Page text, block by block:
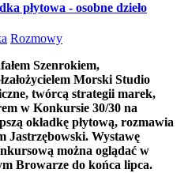
płytowa - osobne dzieło
Rozmowy
Szenrokiem,
Morski Studio
twórcą strategii marek,
w Konkursie 30/30 na
okładkę płytową, rozmawia
Jastrzębowski. Wystawę
można oglądać w
Browarze do końca lipca.